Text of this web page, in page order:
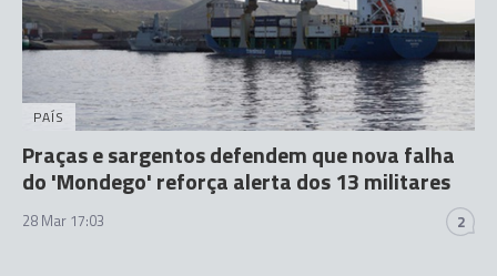
PAÍS
Praças e sargentos defendem que nova falha
do 'Mondego' reforça alerta dos 13 militares
28 Mar 17:03 2